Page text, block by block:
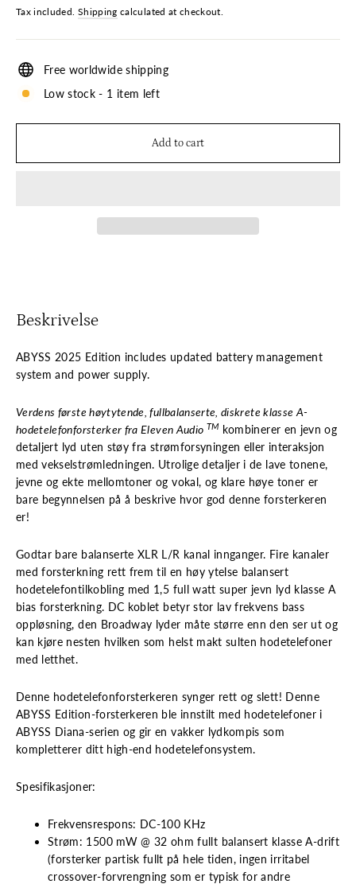
Tax included. Shipping calculated at checkout.
Free worldwide shipping
Low stock - 1 item left
Add to cart
Beskrivelse
ABYSS 2025 Edition includes updated battery management
system and power supply.
Verdens første høytytende, fullbalanserte, diskrete klasse A-
hodetelefonforsterker fra Eleven Audio TM kombinerer en jevn og
detaljert lyd uten støy fra strømforsyningen eller interaksjon
med vekselstrømledningen. Utrolige detaljer i de lave tonene,
jevne og ekte mellomtoner og vokal, og klare høye toner er
bare begynnelsen på å beskrive hvor god denne forsterkeren
er!
Godtar bare balanserte XLR L/R kanal innganger. Fire kanaler
med forsterkning rett frem til en høy ytelse balansert
hodetelefontilkobling med 1,5 full watt super jevn lyd klasse A
bias forsterkning. DC koblet betyr stor lav frekvens bass
oppløsning, den Broadway lyder måte større enn den ser ut og
kan kjøre nesten hvilken som helst makt sulten hodetelefoner
med letthet.
Denne hodetelefonforsterkeren synger rett og slett! Denne
ABYSS Edition-forsterkeren ble innstilt med hodetelefoner i
ABYSS Diana-serien og gir en vakker lydkompis som
kompletterer ditt high-end hodetelefonsystem.
Spesifikasjoner:
Frekvensrespons: DC-100 KHz
Strøm: 1500 mW @ 32 ohm fullt balansert klasse A-drift
(forsterker partisk fullt på hele tiden, ingen irritabel
crossover-forvrengning som er typisk for andre